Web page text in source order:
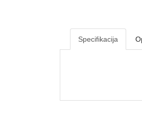
Specifikacija